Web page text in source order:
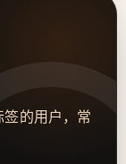
的用户，常